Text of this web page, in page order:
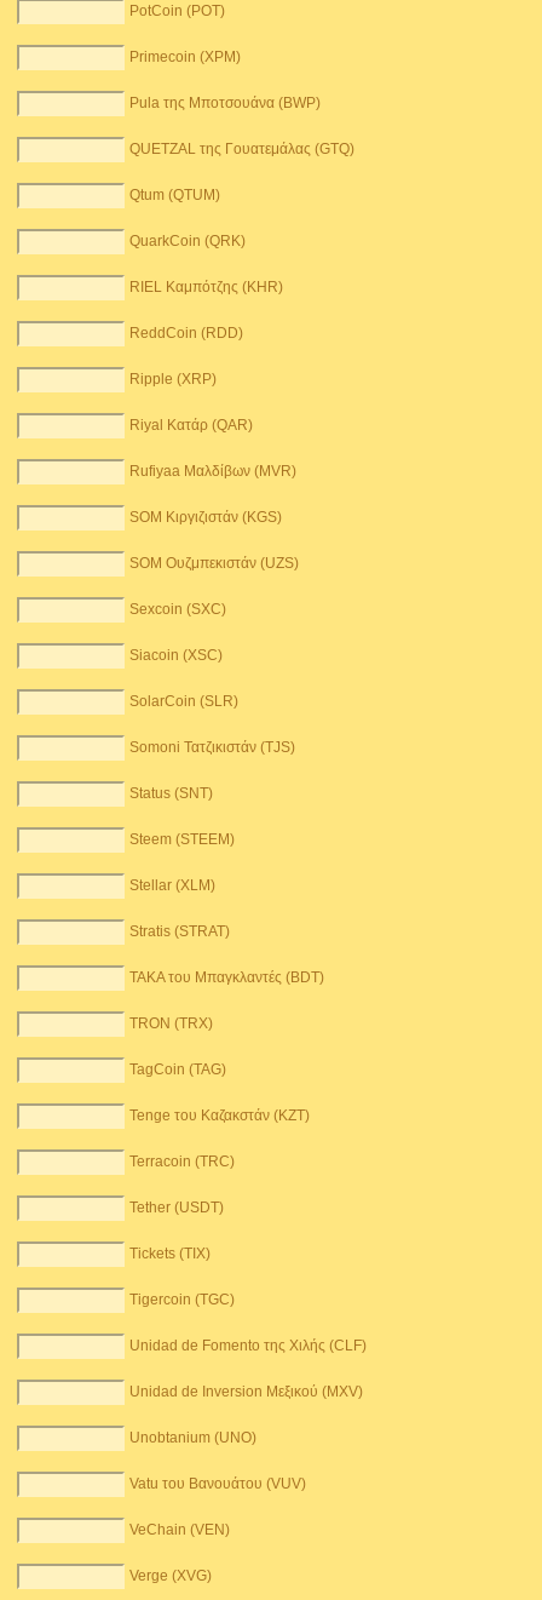
PotCoin (POT)
Primecoin (XPM)
Pula της Μποτσουάνα (BWP)
QUETZAL της Γουατεμάλας (GTQ)
Qtum (QTUM)
QuarkCoin (QRK)
RIEL Καμπότζης (KHR)
ReddCoin (RDD)
Ripple (XRP)
Riyal Κατάρ (QAR)
Rufiyaa Μαλδίβων (MVR)
SOM Κιργιζιστάν (KGS)
SOM Ουζμπεκιστάν (UZS)
Sexcoin (SXC)
Siacoin (XSC)
SolarCoin (SLR)
Somoni Τατζικιστάν (TJS)
Status (SNT)
Steem (STEEM)
Stellar (XLM)
Stratis (STRAT)
TAKA του Μπαγκλαντές (BDT)
TRON (TRX)
TagCoin (TAG)
Tenge του Καζακστάν (KZT)
Terracoin (TRC)
Tether (USDT)
Tickets (TIX)
Tigercoin (TGC)
Unidad de Fomento της Χιλής (CLF)
Unidad de Inversion Μεξικού (MXV)
Unobtanium (UNO)
Vatu του Βανουάτου (VUV)
VeChain (VEN)
Verge (XVG)